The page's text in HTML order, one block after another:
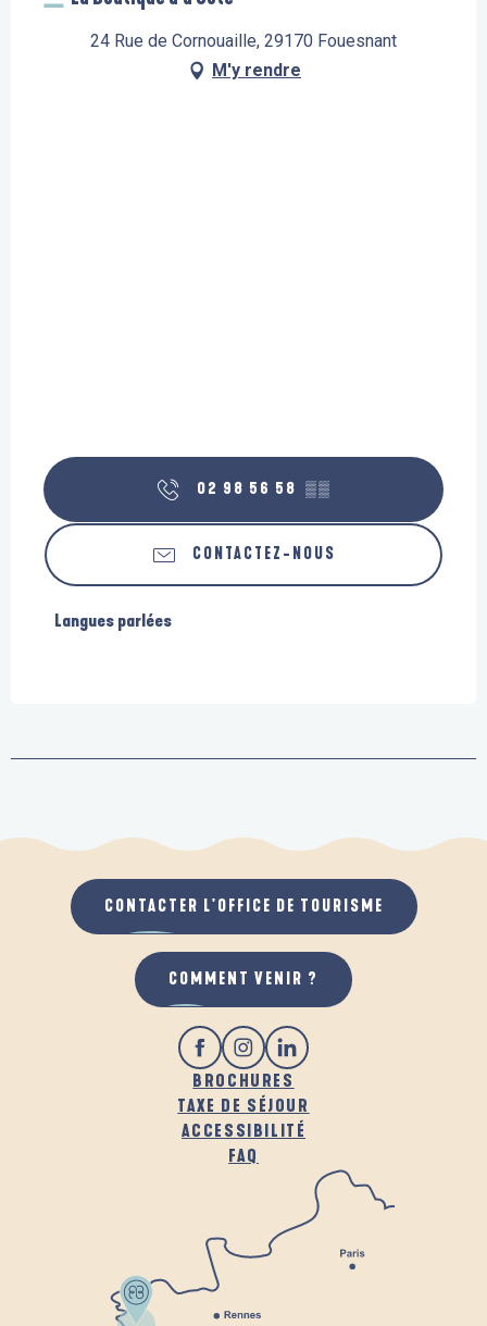
24 Rue de Cornouaille, 29170 Fouesnant
M'y rendre
02 98 56 58 ▒▒
CONTACTEZ-NOUS
Langues parlées
Langues parlées
BROCHURES
TAXE DE SÉJOUR
ACCESSIBILITÉ
FAQ
CONTACTER L'OFFICE DE TOURISME
COMMENT VENIR ?